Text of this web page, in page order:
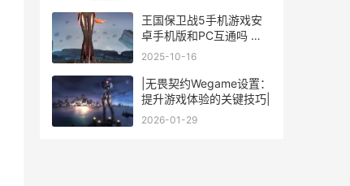
王国保卫战5手机游戏安
卓手机版和PC互通吗 王
国保卫战5手机版
2025-10-16
|无畏契约Wegame设置：
提升游戏体验的关键技巧|
2026-01-29